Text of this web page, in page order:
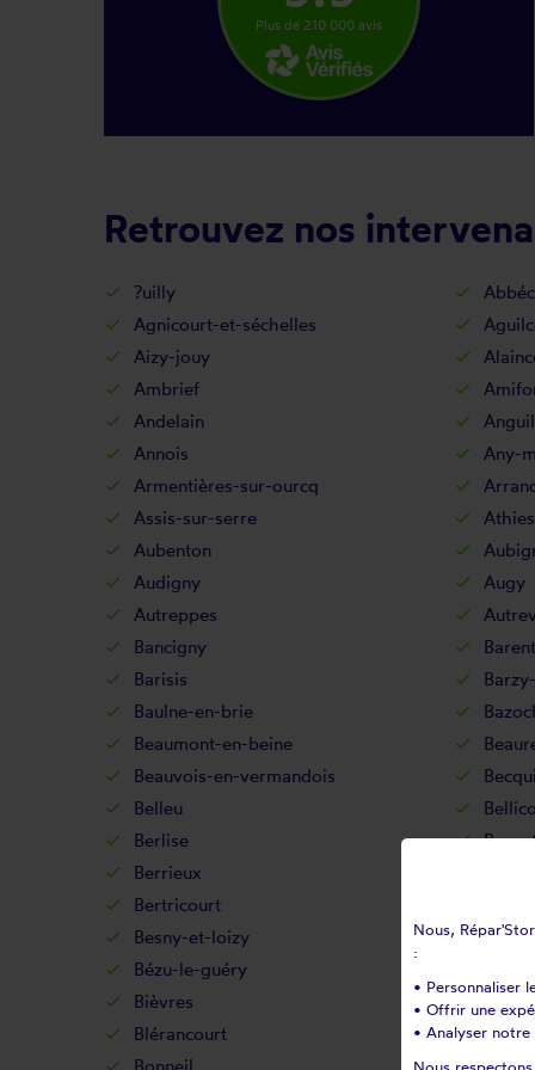
Plus de 210 000 avis
Retrouvez nos
?uilly
Agnicourt-et-séchelles
Aizy-jouy
Ambrief
Andelain
Annois
Any-
Armentières-sur-ourcq
Assis-sur-serre
Aubenton
Audigny
Augy
Autreppes
Bancigny
Barisis
Baulne-en-brie
Beaumont-en-beine
Beauvois-en-vermandois
Belleu
Berlise
Berrieux
Bertricourt
Besny-et-loizy
Bézu-le-guéry
Bièvres
Billy-
Blérancourt
Nous,
:
• Personnaliser
• Offrir une
• Analyser notre